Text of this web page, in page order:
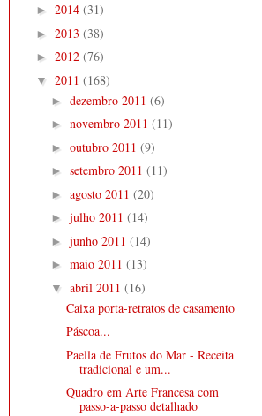
► 2014 (31)
► 2013 (38)
► 2012 (76)
▼ 2011 (168)
► dezembro 2011 (6)
► novembro 2011 (11)
► outubro 2011 (9)
► setembro 2011 (11)
► agosto 2011 (20)
► julho 2011 (14)
► junho 2011 (14)
► maio 2011 (13)
▼ abril 2011 (16)
Caixa porta-retratos de casamento
Páscoa...
Paella de Frutos do Mar - Receita
tradicional e um...
Quadro em Arte Francesa com
passo-a-passo detalhado